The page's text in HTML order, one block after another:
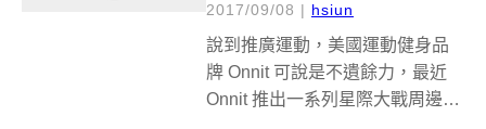
2017/09/08 | hsiun
說到推廣運動，美國運動健身品
牌 Onnit 可說是不遺餘力，最近
Onnit 推出一系列星際大戰周邊產